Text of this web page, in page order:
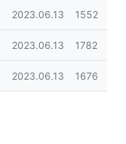
등록일
2023.06.13 조회
1552
등록일
2023.06.13 조회
1782
등록일
2023.06.13 조회
1676